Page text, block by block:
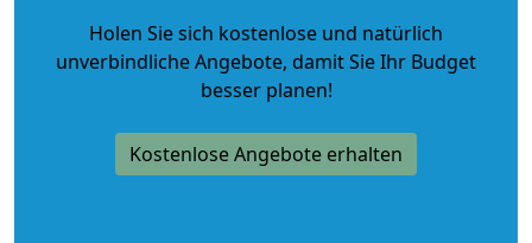
Holen Sie sich kostenlose und natürlich
unverbindliche Angebote, damit Sie Ihr Budget
besser planen!
Kostenlose Angebote erhalten